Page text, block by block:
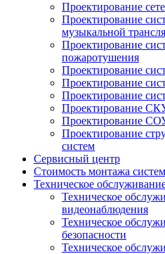
Проектирование
Проектирование
музыкальной
Проектирование
пожаротушения
Проектирование
Проектирование
Проектирование
Проектирование
Проектирование
Проектирование
систем
Сервисный центр
Стоимость монтажа
Техническое
Техническое
видеонаблюдения
Техническое
безопасности
Техническое